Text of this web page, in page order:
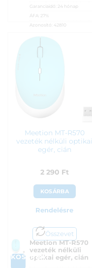
Garanciaidő:
24 hónap
ÁFA:
27%
Azonosító: 42810
2 290 Ft
Meetion MT-R570
vezeték nélküli optikai
egér, cián
2 290 Ft
KOSÁRBA
Rendelésre
Összevet
KOSÁRBA
Meetion MT-R570
vezeték nélküli
optikai egér, cián